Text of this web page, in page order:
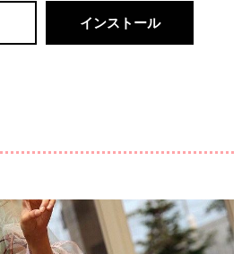
インストール